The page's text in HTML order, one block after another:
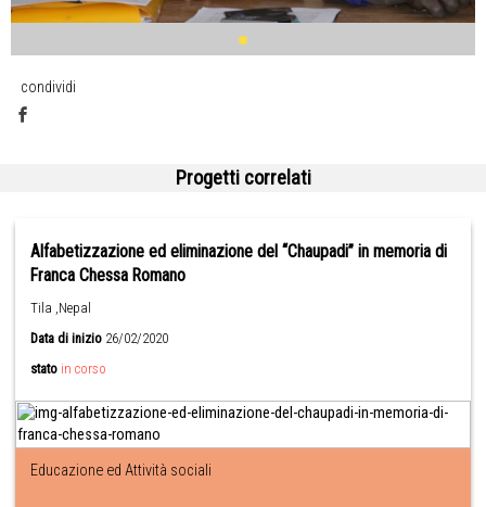
condividi
Progetti correlati
Alfabetizzazione ed eliminazione del “Chaupadi” in memoria di
Franca Chessa Romano
Tila ,Nepal
Data di inizio 26/02/2020
stato in corso
Educazione ed Attività sociali